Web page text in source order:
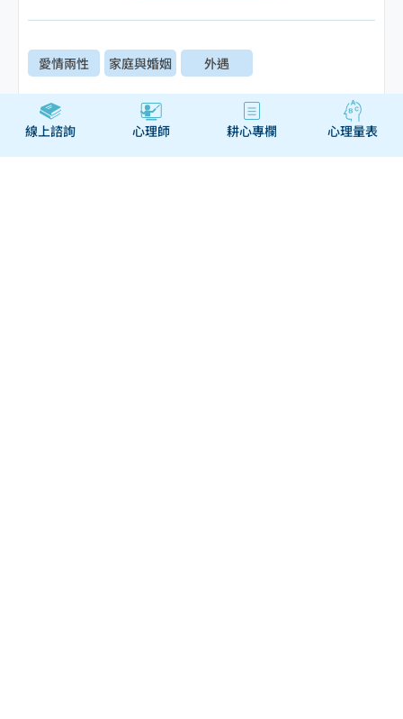
愛情兩性 家庭與婚姻 外遇
線上諮詢 心理師 耕心專欄 心理量表